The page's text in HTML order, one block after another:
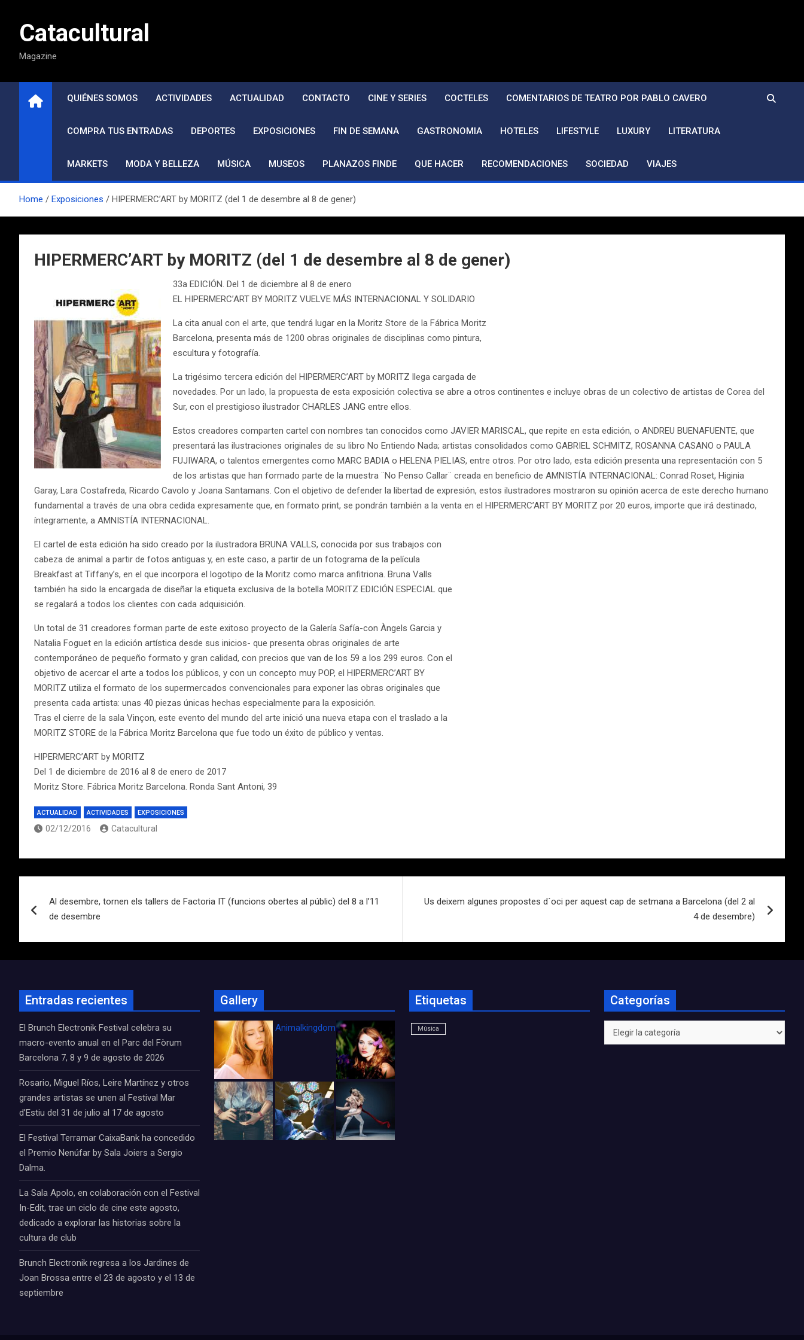
contenidoCatacultural
Magazine
QUIÉNES SOMOS ACTIVIDADES ACTUALIDAD CONTACTO CINE Y SERIES COCTELES COMENTARIOS DE TEATRO POR PABLO CAVERO
COMPRA TUS ENTRADAS DEPORTES EXPOSICIONES FIN DE SEMANA GASTRONOMIA HOTELES LIFESTYLE LUXURY LITERATURA
MARKETS MODA Y BELLEZA MÚSICA MUSEOS PLANAZOS FINDE QUE HACER RECOMENDACIONES SOCIEDAD VIAJES
Home Exposiciones HIPERMERC’ART by MORITZ (del 1 de desembre al 8 de gener)
HIPERMERC’ART by MORITZ (del 1 de desembre al 8 de gener)
33a EDICIÓN. Del 1 de diciembre al 8 de enero
EL HIPERMERC’ART BY MORITZ VUELVE MÁS INTERNACIONAL Y SOLIDARIO
La cita anual con el arte, que tendrá lugar en la Moritz Store de la Fábrica Moritz
Barcelona, presenta más de 1200 obras originales de disciplinas como pintura,
escultura y fotografía.
La trigésimo tercera edición del HIPERMERC’ART by MORITZ llega cargada de
novedades. Por un lado, la propuesta de esta exposición colectiva se abre a otros continentes e incluye obras de un colectivo de artistas de Corea del
Sur, con el prestigioso ilustrador CHARLES JANG entre ellos.
Estos creadores comparten cartel con nombres tan conocidos como JAVIER MARISCAL, que repite en esta edición, o ANDREU BUENAFUENTE, que
presentará las ilustraciones originales de su libro No Entiendo Nada; artistas consolidados como GABRIEL SCHMITZ, ROSANNA CASANO o PAULA
FUJIWARA, o talentos emergentes como MARC BADIA o HELENA PIELIAS, entre otros. Por otro lado, esta edición presenta una representación con 5
de los artistas que han formado parte de la muestra ¨No Penso Callar¨ creada en beneficio de AMNISTÍA INTERNACIONAL: Conrad Roset, Higinia
Garay, Lara Costafreda, Ricardo Cavolo y Joana Santamans. Con el objetivo de defender la libertad de expresión, estos ilustradores mostraron su opinión acerca de este derecho humano
fundamental a través de una obra cedida expresamente que, en formato print, se pondrán también a la venta en el HIPERMERC’ART BY MORITZ por 20 euros, importe que irá destinado,
íntegramente, a AMNISTÍA INTERNACIONAL.
El cartel de esta edición ha sido creado por la ilustradora BRUNA VALLS, conocida por sus trabajos con
cabeza de animal a partir de fotos antiguas y, en este caso, a partir de un fotograma de la película
Breakfast at Tiffany’s, en el que incorpora el logotipo de la Moritz como marca anfitriona. Bruna Valls
también ha sido la encargada de diseñar la etiqueta exclusiva de la botella MORITZ EDICIÓN ESPECIAL que
se regalará a todos los clientes con cada adquisición.
Un total de 31 creadores forman parte de este exitoso proyecto de la Galería Safía-con Àngels Garcia y
Natalia Foguet en la edición artística desde sus inicios- que presenta obras originales de arte
contemporáneo de pequeño formato y gran calidad, con precios que van de los 59 a los 299 euros. Con el
objetivo de acercar el arte a todos los públicos, y con un concepto muy POP, el HIPERMERC’ART BY
MORITZ utiliza el formato de los supermercados convencionales para exponer las obras originales que
presenta cada artista: unas 40 piezas únicas hechas especialmente para la exposición.
Tras el cierre de la sala Vinçon, este evento del mundo del arte inició una nueva etapa con el traslado a la
MORITZ STORE de la Fábrica Moritz Barcelona que fue todo un éxito de público y ventas.
HIPERMERC’ART by MORITZ
Del 1 de diciembre de 2016 al 8 de enero de 2017
Moritz Store. Fábrica Moritz Barcelona. Ronda Sant Antoni, 39
ACTUALIDAD ACTIVIDADES EXPOSICIONES
02/12/2016 Catacultural
de
entradas
Al desembre, tornen els tallers de Factoria IT (funcions obertes al públic) del 8 a l’11
de desembre
Us deixem algunes propostes d´oci per aquest cap de setmana a Barcelona (del 2 al
4 de desembre)
Entradas recientes
El Brunch Electronik Festival celebra su
macro-evento anual en el Parc del Fòrum
Barcelona 7, 8 y 9 de agosto de 2026
Rosario, Miguel Ríos, Leire Martínez y otros
grandes artistas se unen al Festival Mar
d’Estiu del 31 de julio al 17 de agosto
El Festival Terramar CaixaBank ha concedido
el Premio Nenúfar by Sala Joiers a Sergio
Dalma.
La Sala Apolo, en colaboración con el Festival
In-Edit, trae un ciclo de cine este agosto,
dedicado a explorar las historias sobre la
cultura de club
Brunch Electronik regresa a los Jardines de
Joan Brossa entre el 23 de agosto y el 13 de
septiembre
Gallery
Animalkingdom_FichaCine
Etiquetas
Música
Categorías
Categorías